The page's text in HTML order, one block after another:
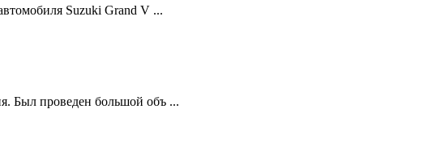
Suzuki Grand V ...
Был проведен большой объ ...